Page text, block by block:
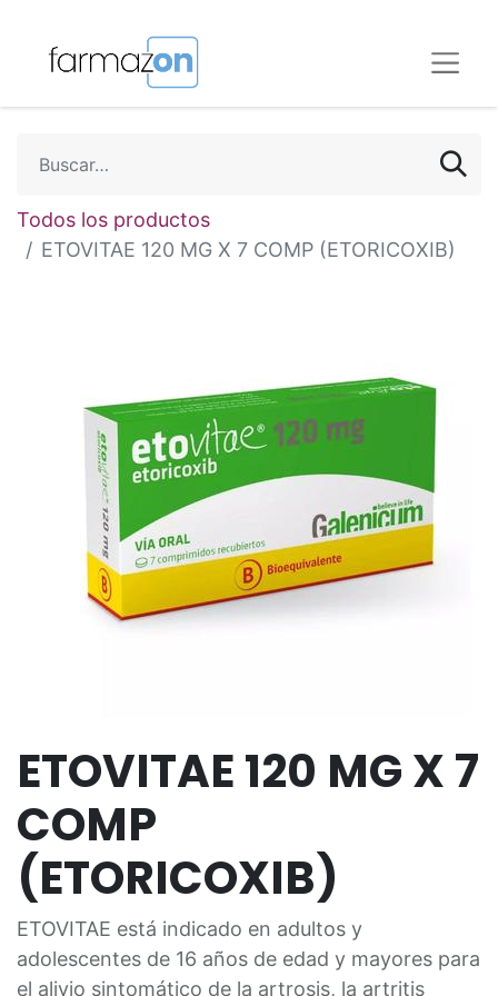
Todos los productos
ETOVITAE 120 MG X 7 COMP (ETORICOXIB)
ETOVITAE 120 MG X 7
COMP
(ETORICOXIB)
ETOVITAE está indicado en adultos y
adolescentes de 16 años de edad y mayores para
el alivio sintomático de la artrosis, la artritis